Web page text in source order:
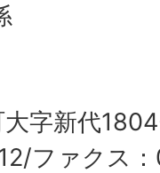
字新代
ファクス